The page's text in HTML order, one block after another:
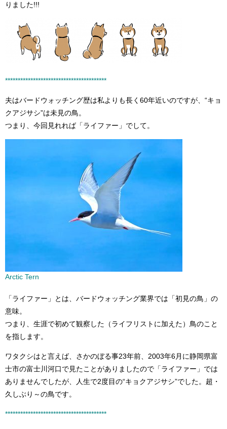
りました!!!
****************************************
夫はバードウォッチング歴は私よりも長く60年近いのですが、“キョ
クアジサシ”は未見の鳥。
つまり、今回見れれば「ライファー」でして。
Arctic Tern
「ライファー」とは、バードウォッチング業界では「初見の鳥」の
意味。
つまり、生涯で初めて観察した（ライフリストに加えた）鳥のこと
を指します。
ワタクシはと言えば、さかのぼる事23年前、2003年6月に静岡県富
士市の富士川河口で見たことがありましたので「ライファー」では
ありませんでしたが、人生で2度目の“キョクアジサシ”でした。超・
久しぶり～の鳥です。
****************************************